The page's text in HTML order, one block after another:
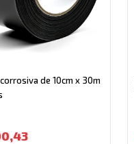
de 10cm x 30m
,43